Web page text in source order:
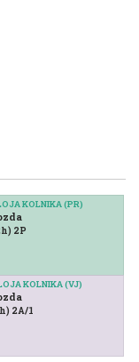
KOLNIKA (PR)
2P
KOLNIKA (VJ)
2A/1